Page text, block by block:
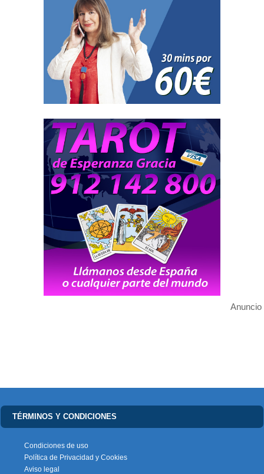
Anuncio
TÉRMINOS Y CONDICIONES
Condiciones de uso
Política de Privacidad y Cookies
Aviso legal